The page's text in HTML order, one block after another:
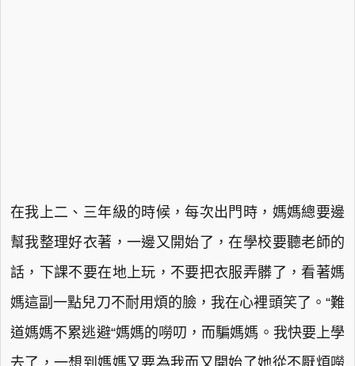
在我上二、三年級的時候，每次出門時，媽媽總要邊
幫我整理好衣著，一邊又開始了，在學校要聽老師的
話，下課不要在地上玩，不要把衣服弄髒了，看著媽
媽這副一點兒刀不耐用煩的臉，我在心裡頭笑了。“難
道媽媽不累逃避“媽媽的嘮叨，而騙媽媽。我快要上學
去了，一想到媽媽又要為我而又開始了她從不厭煩嘮